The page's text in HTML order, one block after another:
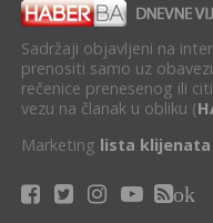
Sadržaji objavljeni na
prenositi samo uz
rečenice prenesenog ili
vezu na članak u obliku (
Marketing lista klijenata
ok